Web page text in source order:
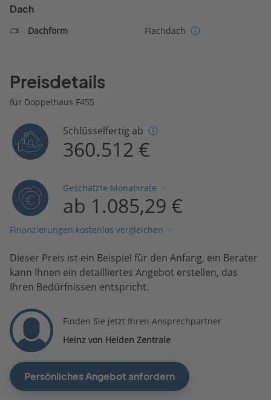
Dach
Dachform Flachdach
Preisdetails
für Doppelhaus F455
Schlüsselfertig ab
360.512 €
Geschätzte Monatsrate
ab 1.085,29 €
Finanzierungen kostenlos vergleichen
Dieser Preis ist ein Beispiel für den Anfang, ein Berater
kann Ihnen ein detailliertes Angebot erstellen, das
Ihren Bedürfnissen entspricht.
Finden Sie jetzt Ihren Ansprechpartner
Heinz von Heiden Zentrale
Persönliches Angebot anfordern